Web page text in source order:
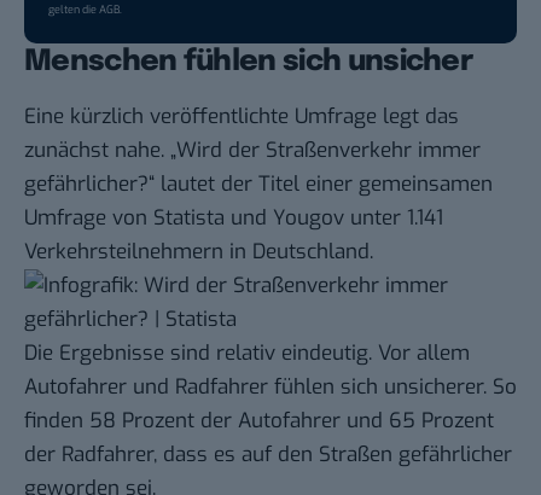
gelten dieAGB.
Menschen fühlen sich unsicher
Eine kürzlich veröffentlichte Umfrage legt das
zunächst nahe. „Wird der Straßenverkehr immer
gefährlicher?“ lautet der Titel einer gemeinsamen
Umfrage von Statista und Yougov unter 1.141
Verkehrsteilnehmern in Deutschland.
Die Ergebnisse sind relativ eindeutig. Vor allem
Autofahrer und Radfahrer fühlen sich unsicherer. So
finden 58 Prozent der Autofahrer und 65 Prozent
der Radfahrer, dass es auf den Straßen gefährlicher
geworden sei.